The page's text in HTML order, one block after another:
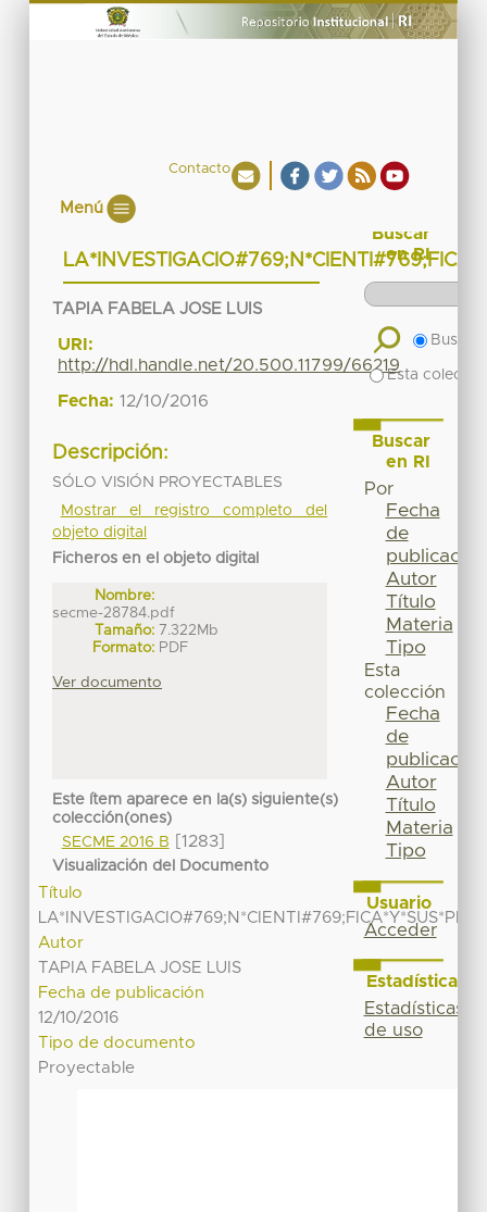
Contacto
Menú
TAPIA FABELA JOSE LUIS
URI:
http://hdl.handle.net/20.500.11799/66219
Fecha: 12/10/2016
Descripción:
SÓLO VISIÓN PROYECTABLES
Mostrar el registro completo del
objeto digital
Ficheros en el objeto digital
Nombre:
secme-28784.pdf
Tamaño: 7.322Mb
Formato: PDF
Ver documento
Este ítem aparece en la(s) siguiente(s)
colección(ones)
SECME 2016 B
[1283]
Visualización del Documento
Título
Autor
TAPIA FABELA JOSE LUIS
Fecha de publicación
12/10/2016
Tipo de documento
Proyectable
Buscar
en RI
Buscar
Esta
Buscar
en RI
Por
Fecha
de
publicación
Autor
Título
Materia
Tipo
Esta
colección
Fecha
de
publicación
Autor
Título
Materia
Tipo
Usuario
Acceder
Estadísticas
Estadísticas
de uso